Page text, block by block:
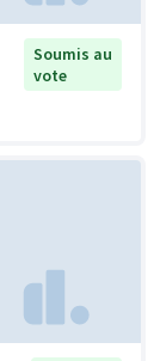
Soumis au
vote